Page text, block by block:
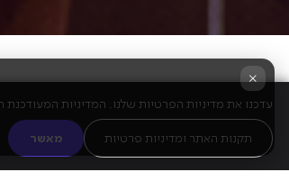
על המופע
עדכנו את מדיניות הפרטיות שלנו. המדיניות המעודכנת תיכנס לתוקף ב־28 באוגוסט 2025. שימוש מתמשך
תקנות האתר ומדיניות פרטיות מאשר
×